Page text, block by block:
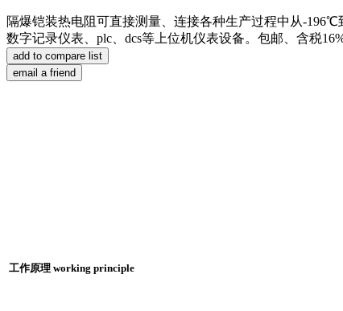
隔爆铠装热电阻可直接测量、连接各种生产过程中从-
数字记录仪表、plc、dcs等上位机仪表设备。包邮、含税
工作原理 working principle